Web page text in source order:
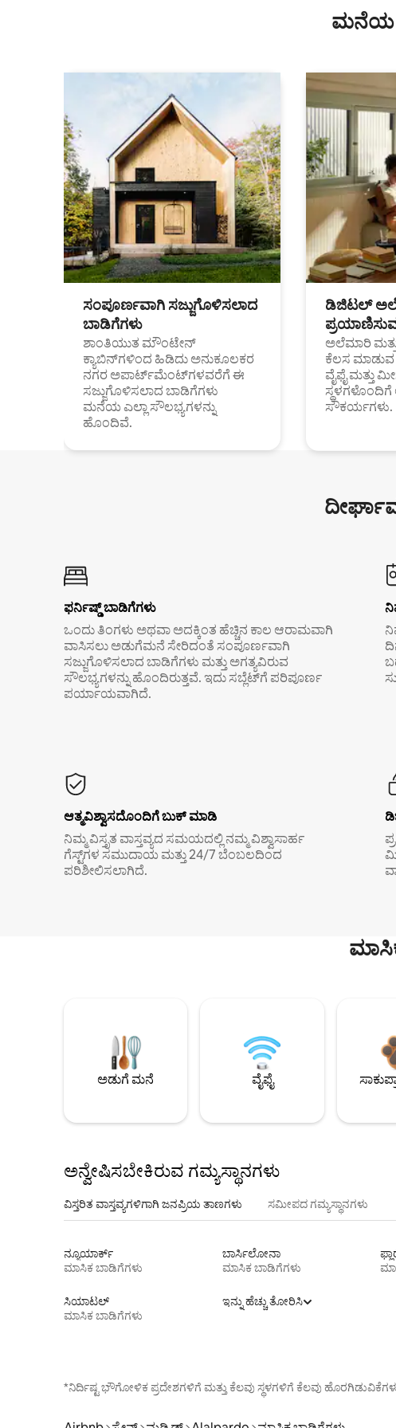
ಮನೆಯ
ಸಂಪೂರ್ಣವಾಗಿ ಸಜ್ಜುಗೊಳಿಸಲಾದ
ಬಾಡಿಗೆಗಳು
ಶಾಂತಿಯುತ ಮೌಂಟೇನ್
ಕ್ಯಾಬಿನ್‌ಗಳಿಂದ ಹಿಡಿದು ಅನುಕೂಲಕರ
ನಗರ ಅಪಾರ್ಟ್‌ಮೆಂಟ್‌ಗಳವರೆಗೆ ಈ
ಸಜ್ಜುಗೊಳಿಸಲಾದ ಬಾಡಿಗೆಗಳು
ಮನೆಯ ಎಲ್ಲಾ ಸೌಲಭ್ಯಗಳನ್ನು
ಹೊಂದಿವೆ.
ಡಿಜಿಟಲ್
ಪ್ರಯಾಣಿಸುವ
ಅಲೆಮಾರಿ
ಕೆಲಸ
ವೈಫೈ ಮತ್ತು
ಸೌಕರ್ಯಗಳು.
ಫರ್ನಿಷ್ಡ್ ಬಾಡಿಗೆಗಳು
ಒಂದು ತಿಂಗಳು ಅಥವಾ ಅದಕ್ಕಿಂತ ಹೆಚ್ಚಿನ ಕಾಲ ಆರಾಮವಾಗಿ
ವಾಸಿಸಲು ಅಡುಗೆಮನೆ ಸೇರಿದಂತೆ ಸಂಪೂರ್ಣವಾಗಿ
ಸಜ್ಜುಗೊಳಿಸಲಾದ ಬಾಡಿಗೆಗಳು ಮತ್ತು ಅಗತ್ಯವಿರುವ
ಸೌಲಭ್ಯಗಳನ್ನು ಹೊಂದಿರುತ್ತವೆ. ಇದು ಸಬ್ಲೆಟ್‌ಗೆ ಪರಿಪೂರ್ಣ
ಪರ್ಯಾಯವಾಗಿದೆ.
ಆತ್ಮವಿಶ್ವಾಸದೊಂದಿಗೆ ಬುಕ್ ಮಾಡಿ
ನಿಮ್ಮ ವಿಸ್ತೃತ ವಾಸ್ತವ್ಯದ ಸಮಯದಲ್ಲಿ ನಮ್ಮ ವಿಶ್ವಾಸಾರ್ಹ
ಗೆಸ್ಟ್‌ಗಳ ಸಮುದಾಯ ಮತ್ತು 24/7 ಬೆಂಬಲದಿಂದ
ಪರಿಶೀಲಿಸಲಾಗಿದೆ.
ಅಡುಗೆ ಮನೆ ವೈಫೈ
ಅನ್ವೇಷಿಸಬೇಕಿರುವ ಗಮ್ಯಸ್ಥಾನಗಳು
ವಿಸ್ತರಿತ ವಾಸ್ತವ್ಯಗಳಿಗಾಗಿ ಜನಪ್ರಿಯ ತಾಣಗಳು ಸಮೀಪದ ಗಮ್ಯಸ್ಥಾನಗಳು
ನ್ಯೂಯಾರ್ಕ್
ಮಾಸಿಕ ಬಾಡಿಗೆಗಳು
ಬಾರ್ಸಿಲೋನಾ
ಮಾಸಿಕ ಬಾಡಿಗೆಗಳು
ಸಿಯಾಟಲ್
ಮಾಸಿಕ ಬಾಡಿಗೆಗಳು
ಇನ್ನು ಹೆಚ್ಚು ತೋರಿಸಿ
*ನಿರ್ದಿಷ್ಟ ಭೌಗೋಳಿಕ ಪ್ರದೇಶಗಳಿಗೆ ಮತ್ತು ಕೆಲವು ಸ್ಥಳಗಳಿಗೆ ಕೆಲವು